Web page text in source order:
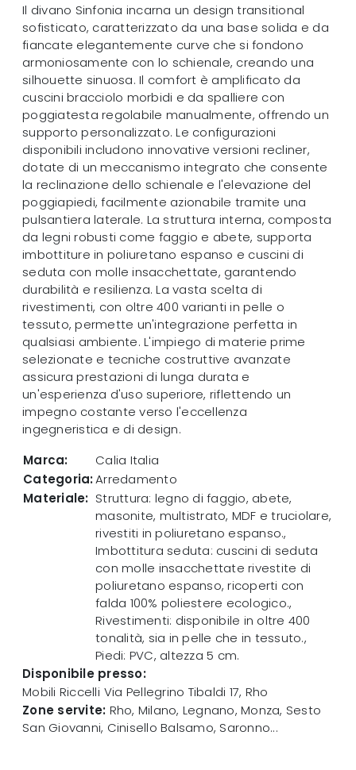
Il divano Sinfonia incarna un design transitional
sofisticato, caratterizzato da una base solida e da
fiancate elegantemente curve che si fondono
armoniosamente con lo schienale, creando una
silhouette sinuosa. Il comfort è amplificato da
cuscini bracciolo morbidi e da spalliere con
poggiatesta regolabile manualmente, offrendo un
supporto personalizzato. Le configurazioni
disponibili includono innovative versioni recliner,
dotate di un meccanismo integrato che consente
la reclinazione dello schienale e l'elevazione del
poggiapiedi, facilmente azionabile tramite una
pulsantiera laterale. La struttura interna, composta
da legni robusti come faggio e abete, supporta
imbottiture in poliuretano espanso e cuscini di
seduta con molle insacchettate, garantendo
durabilità e resilienza. La vasta scelta di
rivestimenti, con oltre 400 varianti in pelle o
tessuto, permette un'integrazione perfetta in
qualsiasi ambiente. L'impiego di materie prime
selezionate e tecniche costruttive avanzate
assicura prestazioni di lunga durata e
un'esperienza d'uso superiore, riflettendo un
impegno costante verso l'eccellenza
ingegneristica e di design.
Marca:
Calia Italia
Categoria:Arredamento
Materiale: Struttura: legno di faggio, abete,
masonite, multistrato, MDF e truciolare,
rivestiti in poliuretano espanso.,
Imbottitura seduta: cuscini di seduta
con molle insacchettate rivestite di
poliuretano espanso, ricoperti con
falda 100% poliestere ecologico.,
Rivestimenti: disponibile in oltre 400
tonalità, sia in pelle che in tessuto.,
Piedi: PVC, altezza 5 cm.
Disponibile presso:
Mobili Riccelli Via Pellegrino Tibaldi 17, Rho
Zone servite: Rho, Milano, Legnano, Monza, Sesto
San Giovanni, Cinisello Balsamo, Saronno...